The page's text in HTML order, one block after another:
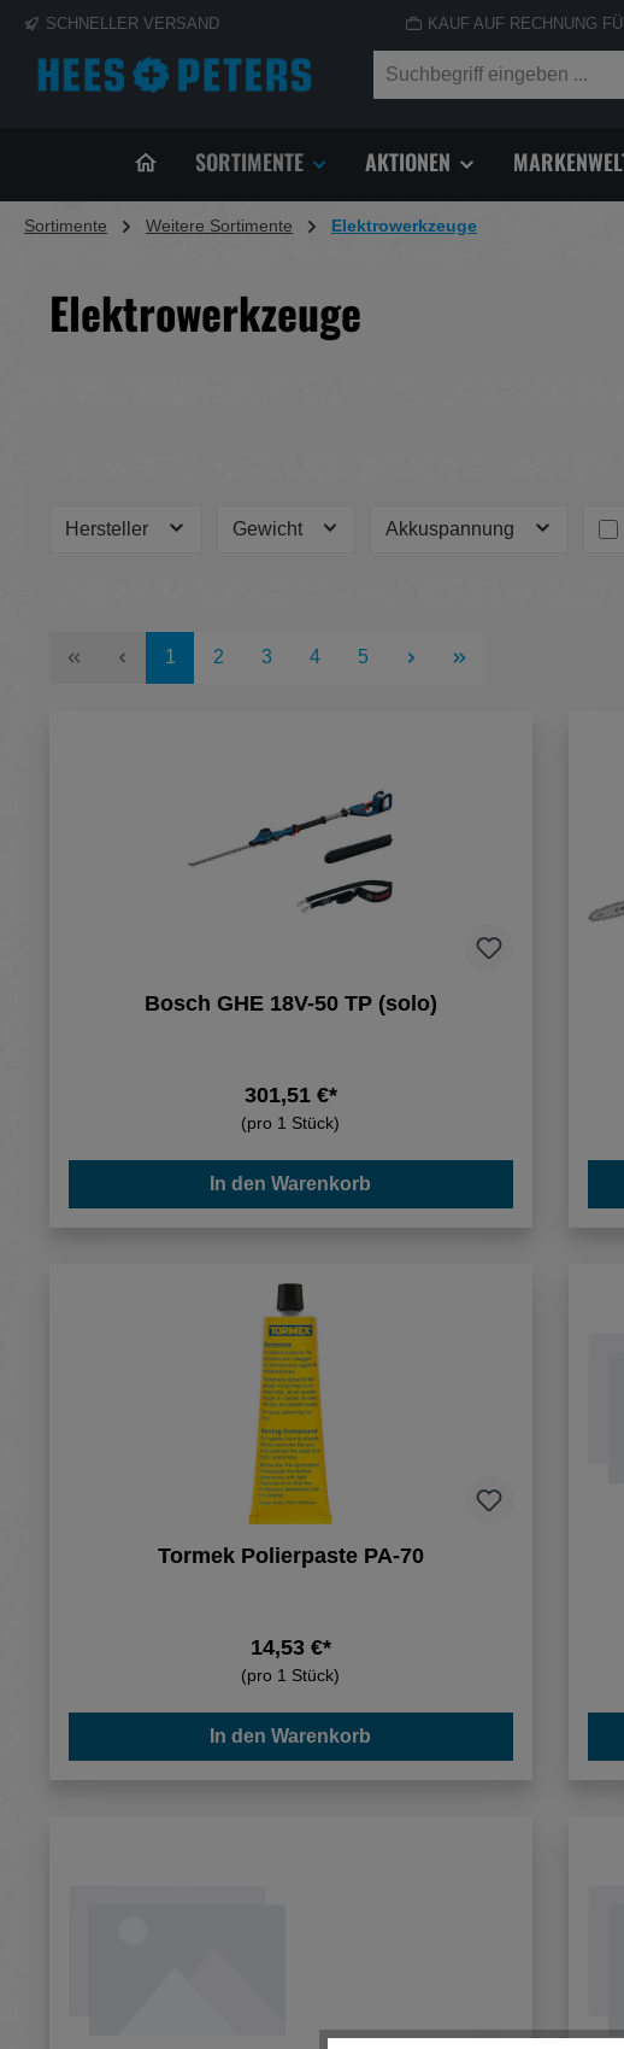
Zur Hauptnavigation springen
SCHNELLER VERSAND KAUF AUF RECHNUNG
SORTIMENTE AKTIONEN
Sortimente Weitere Sortimente Elektrowerkzeuge
Elektrowerkzeuge
Hersteller Gewicht Akkuspannung
Seite
1 Seite
2 Seite
3 Seite
4 Seite
5
Bosch GHE 18V-50 TP (solo)
301,51 €*
(pro 1 Stück)
In den Warenkorb
Tormek Polierpaste PA-70
14,53 €*
(pro 1 Stück)
In den Warenkorb